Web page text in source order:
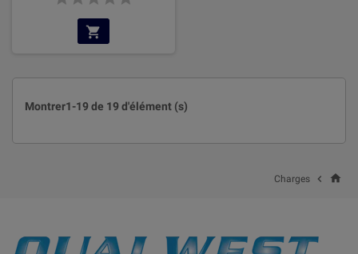
Montrer1-19 de 19 d'élément (s)
home

Charges